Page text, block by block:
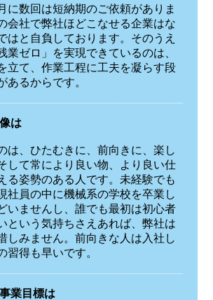
に数回は短納期のご依頼がありま
会社で弊社ほどこなせる企業はな
はと自負しております。そのうえ
業ゼロ」を実現できているのは、
立て、作業工程に工夫を凝らす段
あるからです。
は
は、ひたむきに、前向きに、楽し
して常により良い物、より良い仕
る姿勢のある人です。未経験でも
社員の中に機械系の学校を卒業し
いませんし、誰でも最初は初心者
という気持ちさえあれば、弊社は
しみません。前向きな人は入社し
習得も早いです。
業目標は